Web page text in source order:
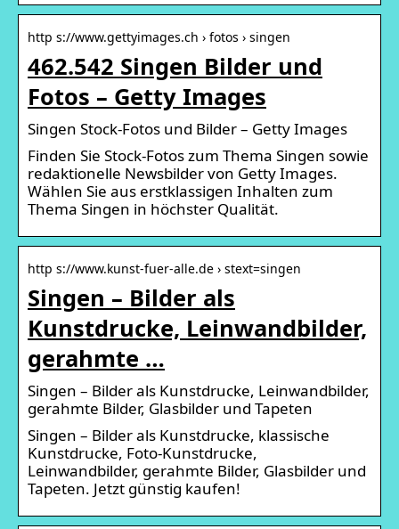
http s://www.gettyimages.ch › fotos › singen
462.542 Singen Bilder und
Fotos – Getty Images
Singen Stock-Fotos und Bilder – Getty Images
Finden Sie Stock-Fotos zum Thema Singen sowie
redaktionelle Newsbilder von Getty Images.
Wählen Sie aus erstklassigen Inhalten zum
Thema Singen in höchster Qualität.
http s://www.kunst-fuer-alle.de › stext=singen
Singen – Bilder als
Kunstdrucke, Leinwandbilder,
gerahmte …
Singen – Bilder als Kunstdrucke, Leinwandbilder,
gerahmte Bilder, Glasbilder und Tapeten
Singen – Bilder als Kunstdrucke, klassische
Kunstdrucke, Foto-Kunstdrucke,
Leinwandbilder, gerahmte Bilder, Glasbilder und
Tapeten. Jetzt günstig kaufen!